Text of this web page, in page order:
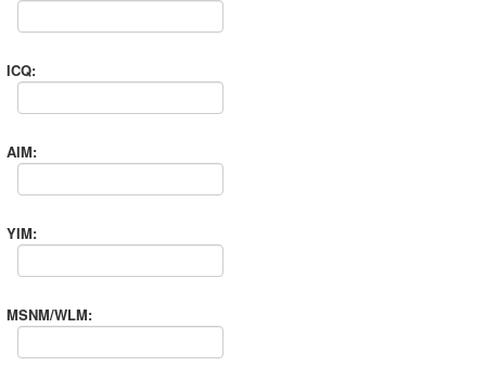
ICQ:
AIM:
YIM:
MSNM/WLM: